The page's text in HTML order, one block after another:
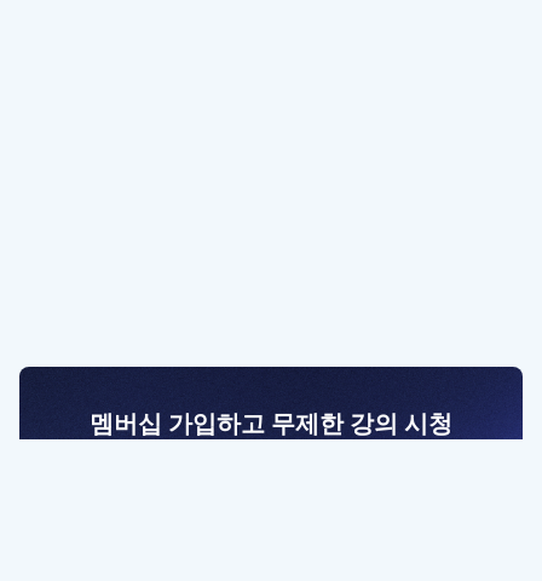
멤버십 가입하고 무제한 강의 시청